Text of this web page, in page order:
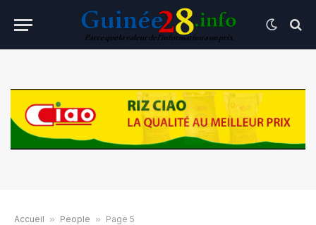
Accueil » People » Page 5